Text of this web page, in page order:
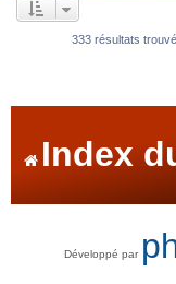
333 résultats
Index
Développé par